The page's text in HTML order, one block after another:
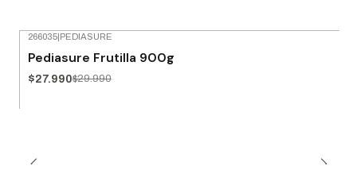
266035|PEDIASURE
Pediasure Frutilla 900g
$27.990$29.990